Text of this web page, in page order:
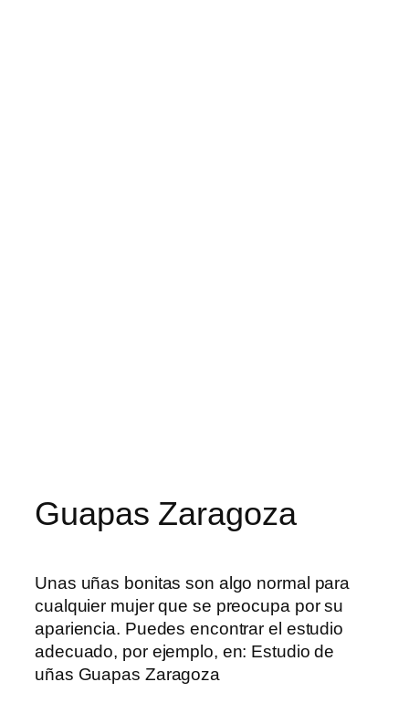
Guapas Zaragoza
Unas uñas bonitas son algo normal para
cualquier mujer que se preocupa por su
apariencia. Puedes encontrar el estudio
adecuado, por ejemplo, en: Estudio de
uñas Guapas Zaragoza